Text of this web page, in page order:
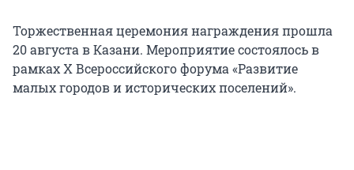
Торжественная церемония награждения прошла
20 августа в Казани. Мероприятие состоялось в
рамках Х Всероссийского форума «Развитие
малых городов и исторических поселений».